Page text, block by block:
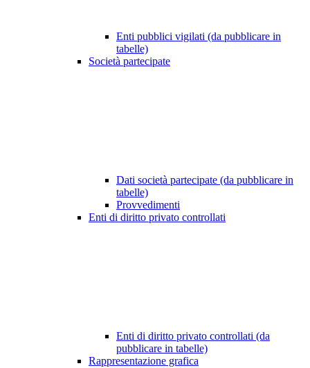
Enti pubblici vigilati (da pubblicare in
tabelle)
Società partecipate
Dati società partecipate (da pubblicare in
tabelle)
Provvedimenti
Enti di diritto privato controllati
Enti di diritto privato controllati (da
pubblicare in tabelle)
Rappresentazione grafica